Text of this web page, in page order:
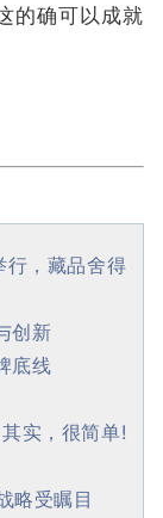
的确可以成就
行，藏品舍得
创新
底线
实，很简单!
略受瞩目